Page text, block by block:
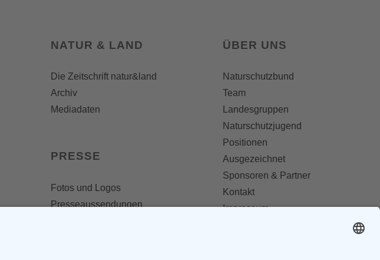
NATUR & LAND
Die Zeitschrift natur&land
Archiv
Mediadaten
PRESSE
Fotos und Logos
Presseaussendungen
ÜBER UNS
Naturschutzbund
Team
Landesgruppen
Naturschutzjugend
Positionen
Ausgezeichnet
Sponsoren & Partner
Kontakt
Impressum